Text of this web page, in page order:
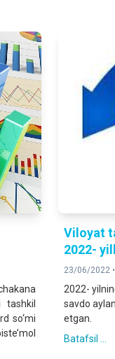
so‘mi
Viloyat
2022-
23/06/2022 •
2022-
savdo
etgan.
Batafsil ...